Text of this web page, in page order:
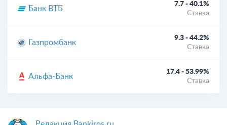
Банк ВТБ
7.7 - 40.1%
Ставка
Газпромбанк
9.3 - 44.2%
Ставка
Альфа-Банк
17.4 - 53.99%
Ставка